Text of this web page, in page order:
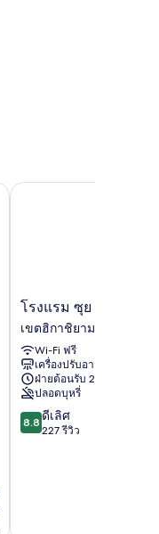
โรงแรม
เกีย
วโต
คิ
โย
มิซุ
เขต
ฮิ
โรงแรม ซุย เกียวโต
เขตฮิกาชิยามะ
Wi-Fi ฟรี
เครื่องปรับอากาศ
ฝ่ายต้อนรับ 24 ชั่วโมง
ปลอดบุหรี่
8.8
จาก
8.8 ดีเลิศ
227 รีวิว
โรงแรม ซุย เกียวโต คิโ